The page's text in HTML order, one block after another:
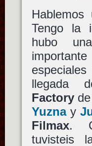
Tengo la
hubo
llegada
Factoryde
Yuznay
Filmax.
tuvisteis